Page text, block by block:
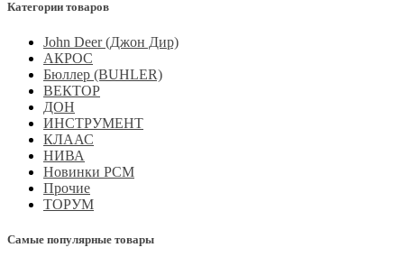
Категории товаров
John Deer (Джон Дир)
АКРОС
Бюллер (BUHLER)
ВЕКТОР
ДОН
ИНСТРУМЕНТ
КЛААС
НИВА
Новинки РСМ
Прочие
ТОРУМ
Самые популярные товары